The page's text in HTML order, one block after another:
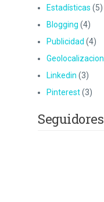
Estadísticas (5)
Blogging (4)
Publicidad (4)
Geolocalizacion
Linkedin (3)
Pinterest(3)
Seguidores